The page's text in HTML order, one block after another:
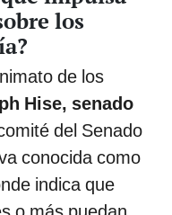
los
de los
Hise, senado
del Senado
conocida como
indica que